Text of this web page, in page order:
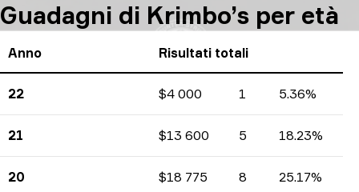
Guadagni di Krimbo’s per età
Anno Risultati totali
22 Guadagni
$4 000
Numero di tornei
1
Percentuali 5.36%
21 Guadagni
$13 600
Numero di tornei
5
Percentuali 18.23%
20 Guadagni
$18 775
Numero di tornei
8
Percentuali 25.17%